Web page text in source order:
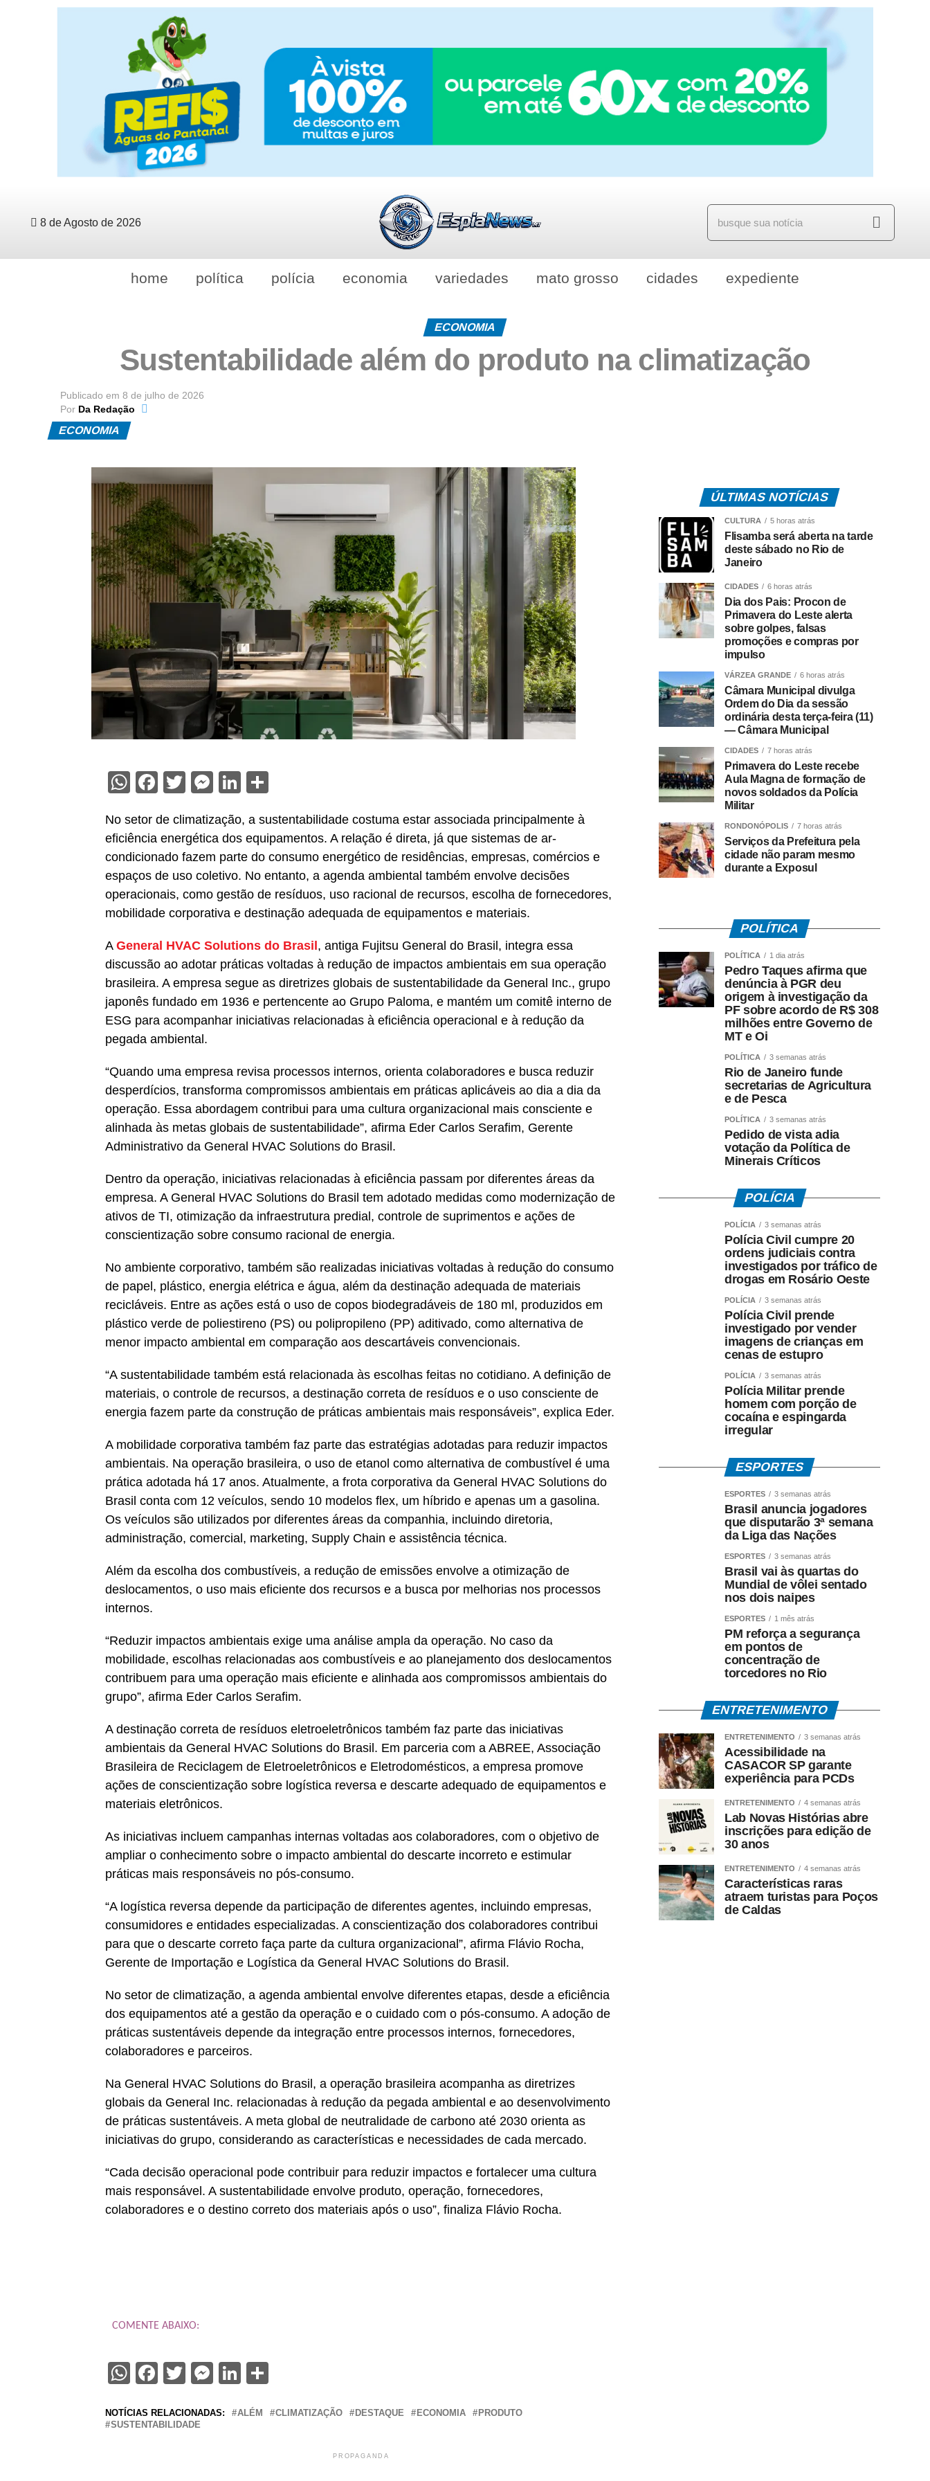
8 de Agosto de 2026
home política polícia economia variedades mato grosso cidades expediente
ECONOMIA
Sustentabilidade além do produto na climatização
Publicado em 8 de julho de 2026
Por Da Redação
ECONOMIA
WhatsApp
Facebook
Twitter
Messenger
LinkedIn
No setor de climatização, a sustentabilidade costuma estar associada principalmente à
eficiência energética dos equipamentos. A relação é direta, já que sistemas de ar-
condicionado fazem parte do consumo energético de residências, empresas, comércios e
espaços de uso coletivo. No entanto, a agenda ambiental também envolve decisões
operacionais, como gestão de resíduos, uso racional de recursos, escolha de fornecedores,
mobilidade corporativa e destinação adequada de equipamentos e materiais.
A General HVAC Solutions do Brasil , antiga Fujitsu General do Brasil, integra essa
discussão ao adotar práticas voltadas à redução de impactos ambientais em sua operação
brasileira. A empresa segue as diretrizes globais de sustentabilidade da General Inc., grupo
japonês fundado em 1936 e pertencente ao Grupo Paloma, e mantém um comitê interno de
ESG para acompanhar iniciativas relacionadas à eficiência operacional e à redução da
pegada ambiental.
“Quando uma empresa revisa processos internos, orienta colaboradores e busca reduzir
desperdícios, transforma compromissos ambientais em práticas aplicáveis ao dia a dia da
operação. Essa abordagem contribui para uma cultura organizacional mais consciente e
alinhada às metas globais de sustentabilidade”, afirma Eder Carlos Serafim, Gerente
Administrativo da General HVAC Solutions do Brasil.
Dentro da operação, iniciativas relacionadas à eficiência passam por diferentes áreas da
empresa. A General HVAC Solutions do Brasil tem adotado medidas como modernização de
ativos de TI, otimização da infraestrutura predial, controle de suprimentos e ações de
conscientização sobre consumo racional de energia.
No ambiente corporativo, também são realizadas iniciativas voltadas à redução do consumo
de papel, plástico, energia elétrica e água, além da destinação adequada de materiais
recicláveis. Entre as ações está o uso de copos biodegradáveis de 180 ml, produzidos em
plástico verde de poliestireno (PS) ou polipropileno (PP) aditivado, como alternativa de
menor impacto ambiental em comparação aos descartáveis convencionais.
“A sustentabilidade também está relacionada às escolhas feitas no cotidiano. A definição de
materiais, o controle de recursos, a destinação correta de resíduos e o uso consciente de
energia fazem parte da construção de práticas ambientais mais responsáveis”, explica Eder.
A mobilidade corporativa também faz parte das estratégias adotadas para reduzir impactos
ambientais. Na operação brasileira, o uso de etanol como alternativa de combustível é uma
prática adotada há 17 anos. Atualmente, a frota corporativa da General HVAC Solutions do
Brasil conta com 12 veículos, sendo 10 modelos flex, um híbrido e apenas um a gasolina.
Os veículos são utilizados por diferentes áreas da companhia, incluindo diretoria,
administração, comercial, marketing, Supply Chain e assistência técnica.
Além da escolha dos combustíveis, a redução de emissões envolve a otimização de
deslocamentos, o uso mais eficiente dos recursos e a busca por melhorias nos processos
internos.
“Reduzir impactos ambientais exige uma análise ampla da operação. No caso da
mobilidade, escolhas relacionadas aos combustíveis e ao planejamento dos deslocamentos
contribuem para uma operação mais eficiente e alinhada aos compromissos ambientais do
grupo”, afirma Eder Carlos Serafim.
A destinação correta de resíduos eletroeletrônicos também faz parte das iniciativas
ambientais da General HVAC Solutions do Brasil. Em parceria com a ABREE, Associação
Brasileira de Reciclagem de Eletroeletrônicos e Eletrodomésticos, a empresa promove
ações de conscientização sobre logística reversa e descarte adequado de equipamentos e
materiais eletrônicos.
As iniciativas incluem campanhas internas voltadas aos colaboradores, com o objetivo de
ampliar o conhecimento sobre o impacto ambiental do descarte incorreto e estimular
práticas mais responsáveis no pós-consumo.
“A logística reversa depende da participação de diferentes agentes, incluindo empresas,
consumidores e entidades especializadas. A conscientização dos colaboradores contribui
para que o descarte correto faça parte da cultura organizacional”, afirma Flávio Rocha,
Gerente de Importação e Logística da General HVAC Solutions do Brasil.
No setor de climatização, a agenda ambiental envolve diferentes etapas, desde a eficiência
dos equipamentos até a gestão da operação e o cuidado com o pós-consumo. A adoção de
práticas sustentáveis depende da integração entre processos internos, fornecedores,
colaboradores e parceiros.
Na General HVAC Solutions do Brasil, a operação brasileira acompanha as diretrizes
globais da General Inc. relacionadas à redução da pegada ambiental e ao desenvolvimento
de práticas sustentáveis. A meta global de neutralidade de carbono até 2030 orienta as
iniciativas do grupo, considerando as características e necessidades de cada mercado.
“Cada decisão operacional pode contribuir para reduzir impactos e fortalecer uma cultura
mais responsável. A sustentabilidade envolve produto, operação, fornecedores,
colaboradores e o destino correto dos materiais após o uso”, finaliza Flávio Rocha.
COMENTE ABAIXO:
WhatsApp
Facebook
Twitter
Messenger
LinkedIn
NOTÍCIAS RELACIONADAS: ALÉM CLIMATIZAÇÃO DESTAQUE ECONOMIA
PRODUTO
SUSTENTABILIDADE
PROPAGANDA
ÚLTIMAS NOTÍCIAS
CULTURA 5 horas atrás
Flisamba será aberta na tarde
deste sábado no Rio de
Janeiro
CIDADES 6 horas atrás
Dia dos Pais: Procon de
Primavera do Leste alerta
sobre golpes, falsas
promoções e compras por
impulso
VÁRZEA GRANDE 6 horas atrás
Câmara Municipal divulga
Ordem do Dia da sessão
ordinária desta terça-feira (11)
— Câmara Municipal
CIDADES 7 horas atrás
Primavera do Leste recebe
Aula Magna de formação de
novos soldados da Polícia
Militar
RONDONÓPOLIS 7 horas atrás
Serviços da Prefeitura pela
cidade não param mesmo
durante a Exposul
POLÍTICA
POLÍTICA 1 dia atrás
Pedro Taques afirma que
denúncia à PGR deu
origem à investigação da
PF sobre acordo de R$ 308
milhões entre Governo de
MT e Oi
POLÍTICA 3 semanas atrás
Rio de Janeiro funde
secretarias de Agricultura
e de Pesca
POLÍTICA 3 semanas atrás
Pedido de vista adia
votação da Política de
Minerais Críticos
POLÍCIA
POLÍCIA 3 semanas atrás
Polícia Civil cumpre 20
ordens judiciais contra
investigados por tráfico de
drogas em Rosário Oeste
POLÍCIA 3 semanas atrás
Polícia Civil prende
investigado por vender
imagens de crianças em
cenas de estupro
POLÍCIA 3 semanas atrás
Polícia Militar prende
homem com porção de
cocaína e espingarda
irregular
ESPORTES
ESPORTES 3 semanas atrás
Brasil anuncia jogadores
que disputarão 3ª semana
da Liga das Nações
ESPORTES 3 semanas atrás
Brasil vai às quartas do
Mundial de vôlei sentado
nos dois naipes
ESPORTES 1 mês atrás
PM reforça a segurança
em pontos de
concentração de
torcedores no Rio
ENTRETENIMENTO
ENTRETENIMENTO 3 semanas atrás
Acessibilidade na
CASACOR SP garante
experiência para PCDs
ENTRETENIMENTO 4 semanas atrás
Lab Novas Histórias abre
inscrições para edição de
30 anos
ENTRETENIMENTO 4 semanas atrás
Características raras
atraem turistas para Poços
de Caldas